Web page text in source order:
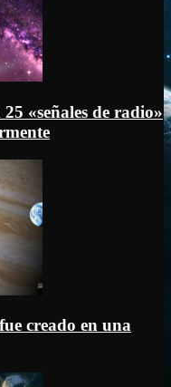
«señales de radio»
creado en una